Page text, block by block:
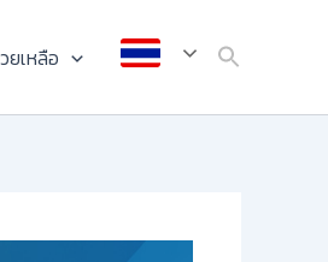
ยเหลือ